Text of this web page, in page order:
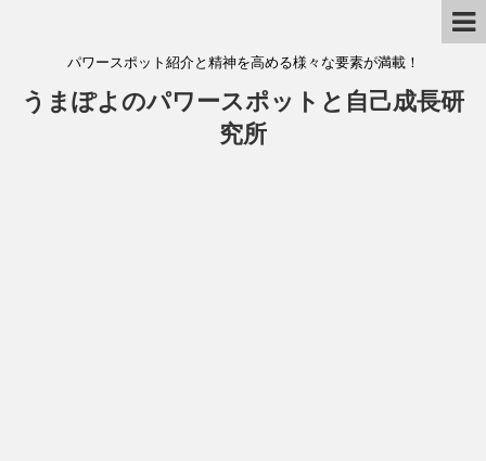
パワースポット紹介と精神を高める様々な要素が満載！
うまぽよのパワースポットと自己成長研
究所